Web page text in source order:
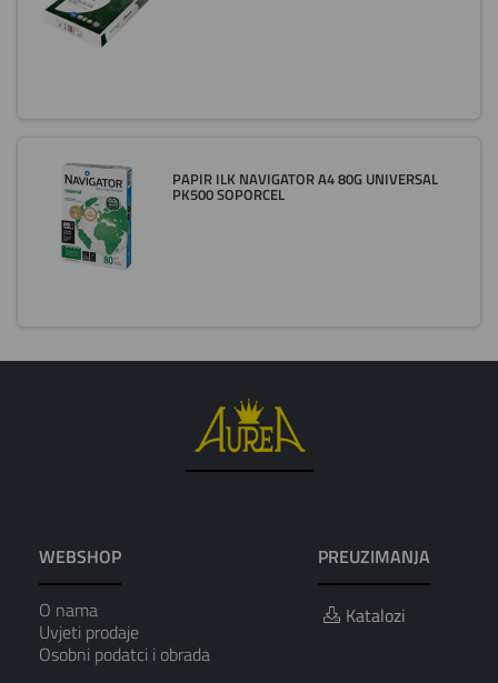
PAPIR ILK NAVIGATOR A4 80G UNIVERSAL
PK500 SOPORCEL
WEBSHOP
O nama
Uvjeti prodaje
Osobni podatci i obrada
PREUZIMANJA
Katalozi